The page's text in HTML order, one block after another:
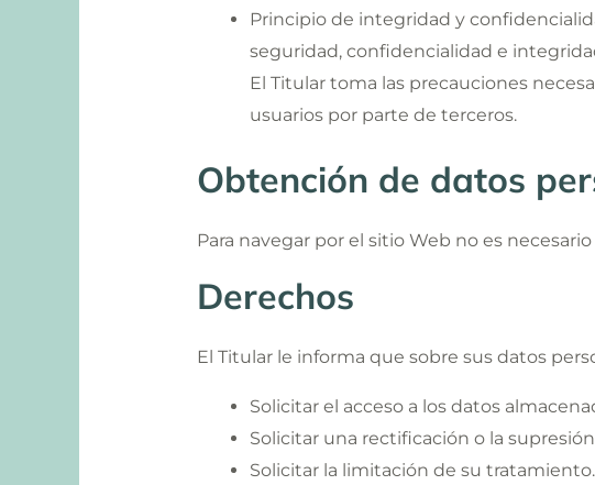
Principio de integridad y
seguridad, confidencialidad e
El Titular toma las precauciones
usuarios por parte de terceros.
Obtención de datos
Para navegar por el sitio Web no es
Derechos
El Titular le informa que sobre sus datos
Solicitar el acceso a los datos
Solicitar una rectificación o la
Solicitar la limitación de su tratamiento.